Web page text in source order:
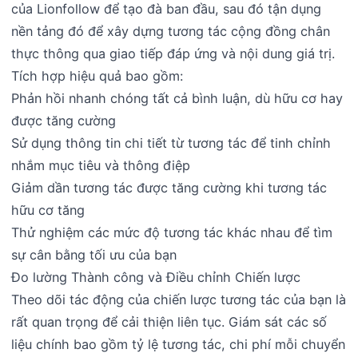
của Lionfollow để tạo đà ban đầu, sau đó tận dụng
nền tảng đó để xây dựng tương tác cộng đồng chân
thực thông qua giao tiếp đáp ứng và nội dung giá trị.
Tích hợp hiệu quả bao gồm:
Phản hồi nhanh chóng tất cả bình luận, dù hữu cơ hay
được tăng cường
Sử dụng thông tin chi tiết từ tương tác để tinh chỉnh
nhắm mục tiêu và thông điệp
Giảm dần tương tác được tăng cường khi tương tác
hữu cơ tăng
Thử nghiệm các mức độ tương tác khác nhau để tìm
sự cân bằng tối ưu của bạn
Đo lường Thành công và Điều chỉnh Chiến lược
Theo dõi tác động của chiến lược tương tác của bạn là
rất quan trọng để cải thiện liên tục. Giám sát các số
liệu chính bao gồm tỷ lệ tương tác, chi phí mỗi chuyển